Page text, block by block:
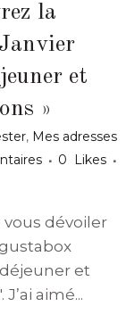
la
et
»
, Mes adresses
0
Likes
vous dévoiler
et
aimé...